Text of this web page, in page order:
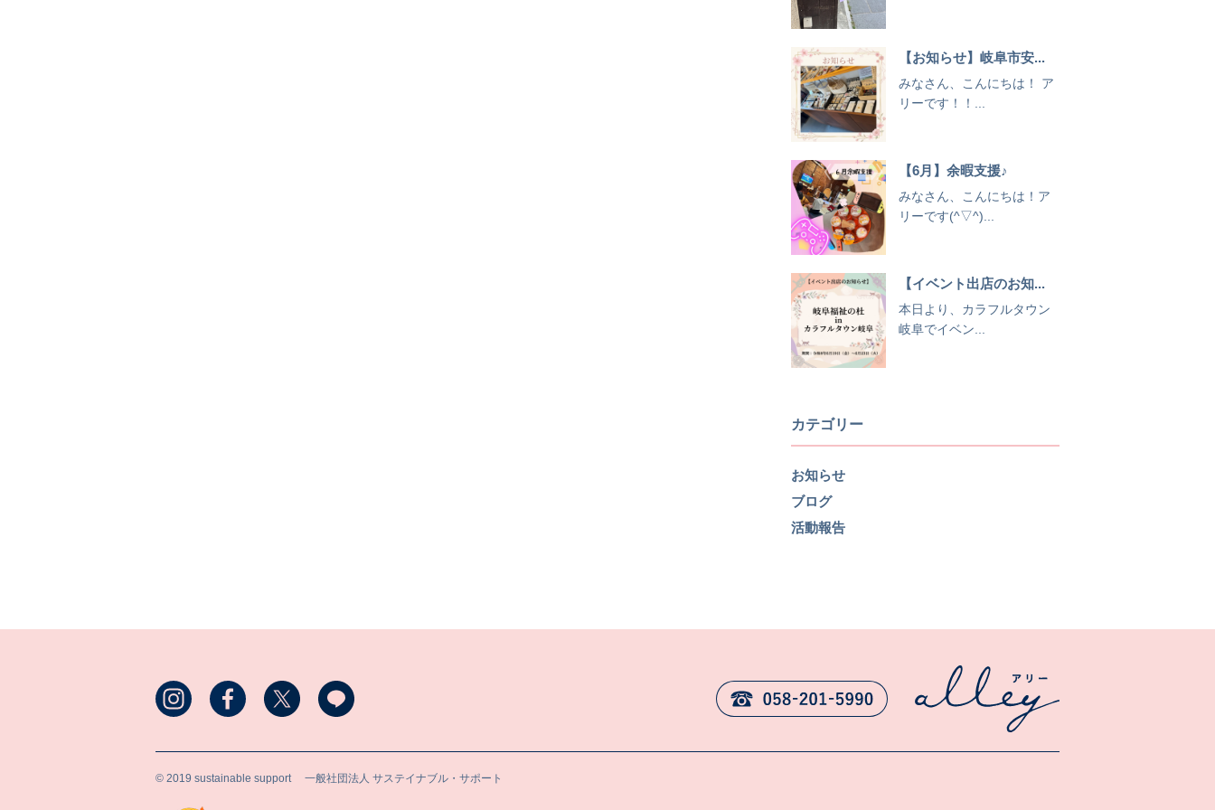
【お知らせ】岐阜市安...
みなさん、こんにちは！ ア
リーです！！...
【6月】余暇支援♪
みなさん、こんにちは！ア
リーです(^▽^)...
【イベント出店のお知...
本日より、カラフルタウン
岐阜でイベン...
カテゴリー
お知らせ
ブログ
活動報告
© 2019 sustainable support 一般社団法人 サステイナブル・サポート